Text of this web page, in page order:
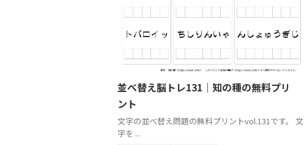
並べ替え脳トレ131｜知の種の無料プリ
ント
文字の並べ替え問題の無料プリントvol.131です。 文
字を ...